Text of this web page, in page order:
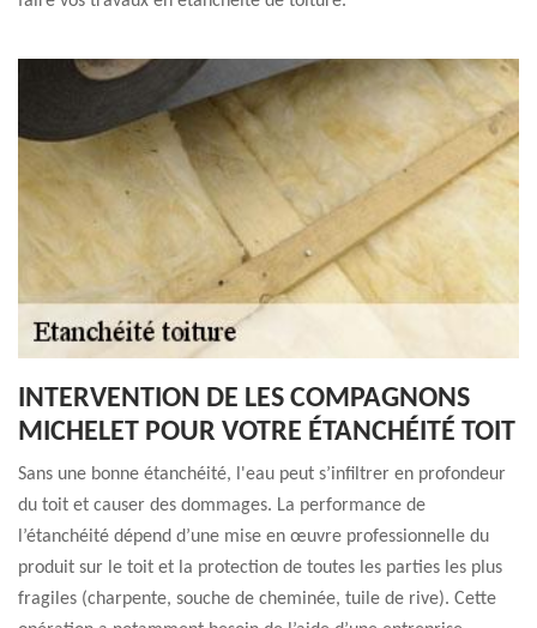
INTERVENTION DE LES COMPAGNONS
MICHELET POUR VOTRE ÉTANCHÉITÉ TOIT
Sans une bonne étanchéité, l'eau peut s’infiltrer en profondeur
du toit et causer des dommages. La performance de
l’étanchéité dépend d’une mise en œuvre professionnelle du
produit sur le toit et la protection de toutes les parties les plus
fragiles (charpente, souche de cheminée, tuile de rive). Cette